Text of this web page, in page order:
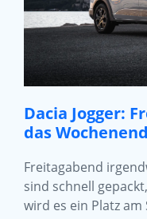
Dacia Jogger:
das
Freitagabend
sind schnell
wird es ein Platz am